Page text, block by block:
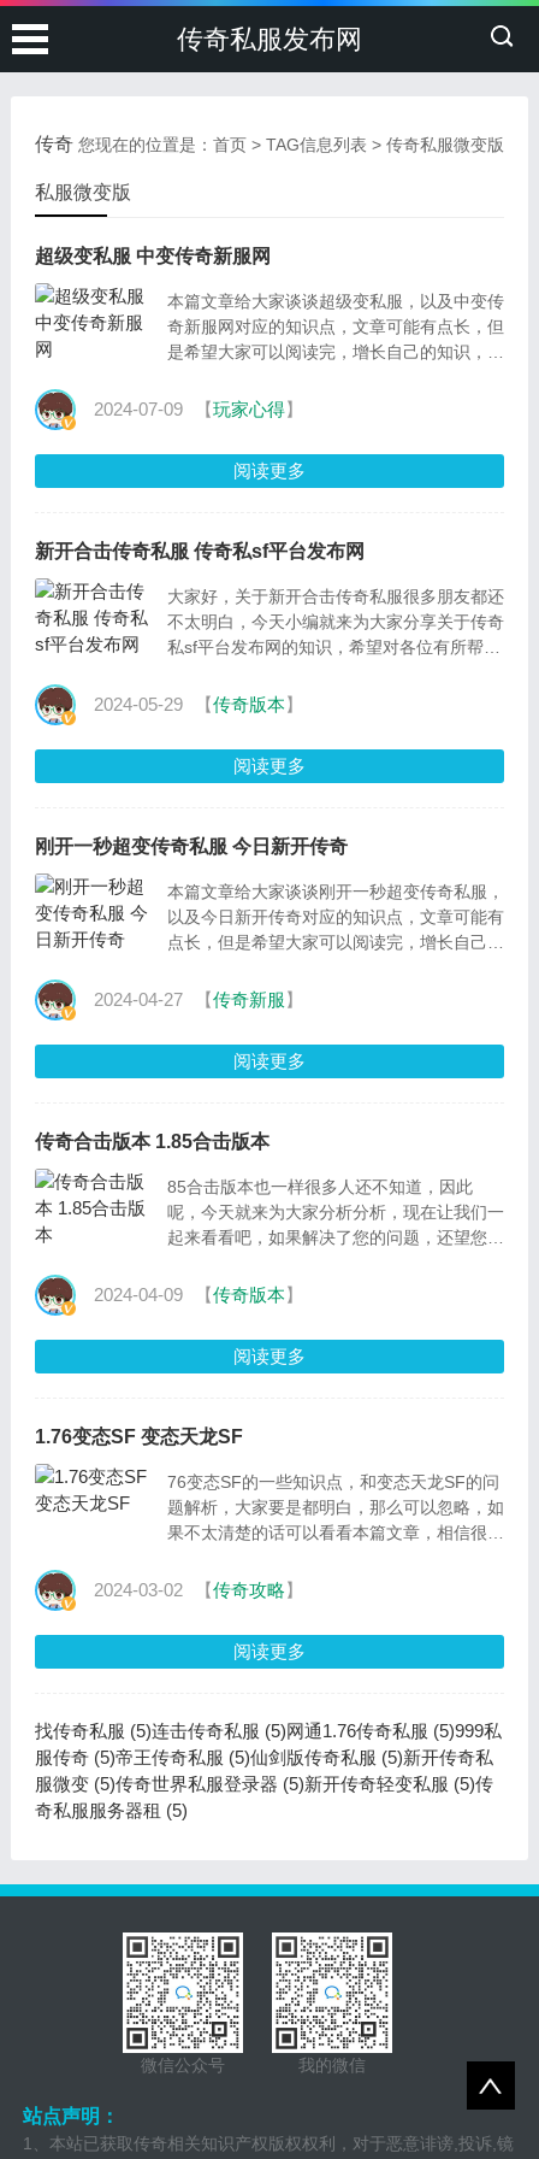
传奇私服发布网
您现在的位置是：首页 > TAG信息列表 > 传奇私服微变版
传奇
私服微变版
超级变私服 中变传奇新服网
本篇文章给大家谈谈超级变私服，以及中变传
奇新服网对应的知识点，文章可能有点长，但
是希望大家可以阅读完，增长自己的知识，最
的问题，不要
2024-07-09 【玩家心得】
阅读更多
新开合击传奇私服 传奇私sf平台发布网
大家好，关于新开合击传奇私服很多朋友都还
不太明白，今天小编就来为大家分享关于传奇
私sf平台发布网的知识，希望对各位有所帮
吗楼上
2024-05-29 【传奇版本】
阅读更多
刚开一秒超变传奇私服 今日新开传奇
本篇文章给大家谈谈刚开一秒超变传奇私服，
以及今日新开传奇对应的知识点，文章可能有
点长，但是希望大家可以阅读完，增长自己的
解决了您的
2024-04-27 【传奇新服】
阅读更多
传奇合击版本 1.85合击版本
85合击版本也一样很多人还不知道，因此
呢，今天就来为大家分析分析，现在让我们一
起来看看吧，如果解决了您的问题，还望您关
解答传奇合击版本这
2024-04-09 【传奇版本】
阅读更多
1.76变态SF 变态天龙SF
76变态SF的一些知识点，和变态天龙SF的问
题解析，大家要是都明白，那么可以忽略，如
果不太清楚的话可以看看本篇文章，相信很大
看看吧，大家好，
2024-03-02 【传奇攻略】
阅读更多
找传奇私服 (5)连击传奇私服 (5)网通1.76传奇私服 (5)999私
服传奇 (5)帝王传奇私服 (5)仙剑版传奇私服 (5)新开传奇私
服微变 (5)传奇世界私服登录器 (5)新开传奇轻变私服 (5)传
奇私服服务器租 (5)
微信公众号 我的微信
站点声明：
1、本站已获取传奇相关知识产权版权权利，对于恶意诽谤,投诉,镜